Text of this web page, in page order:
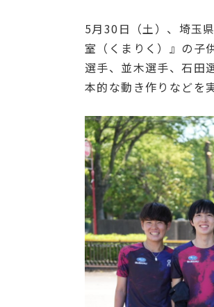
5月30日（土）、埼玉
室（くまりく）』の子
選手、並木選手、石田
本的な動き作りなどを